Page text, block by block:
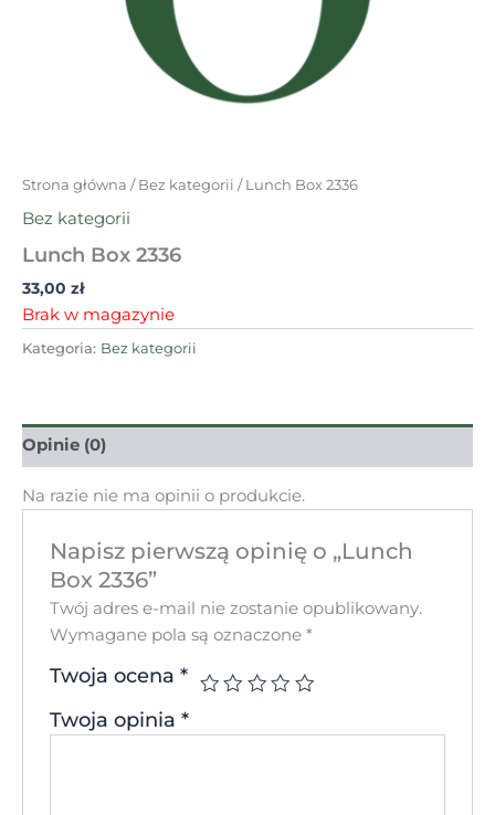
Strona główna /Bez kategorii / Lunch Box 2336
Bez kategorii
Lunch Box 2336
33,00 zł
Brak w magazynie
Kategoria: Bez kategorii
Opinie (0)
Na razie nie ma opinii o produkcie.
Napisz pierwszą opinię o „Lunch
Box 2336”
Twój adres e-mail nie zostanie opublikowany.
Wymagane pola są oznaczone*
Twoja ocena*
Twoja opinia*